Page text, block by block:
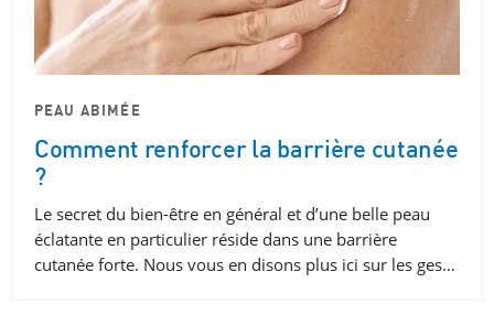
PEAU ABIMÉE
Comment renforcer la barrière cutanée
?
Le secret du bien-être en général et d’une belle peau
éclatante en particulier réside dans une barrière
cutanée forte. Nous vous en disons plus ici sur les ges…